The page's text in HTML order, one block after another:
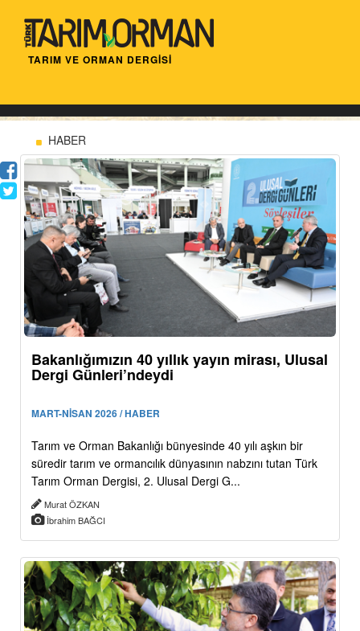
TARIM VE ORMAN DERGİSİ
HABER
Bakanlığımızın 40 yıllık yayın mirası, Ulusal
Dergi Günleri’ndeydi
MART-NİSAN 2026 / HABER
Tarım ve Orman Bakanlığı bünyesinde 40 yılı aşkın bir
süredir tarım ve ormancılık dünyasının nabzını tutan Türk
Tarım Orman Dergisi, 2. Ulusal Dergi G...
Murat ÖZKAN
İbrahim BAĞCI